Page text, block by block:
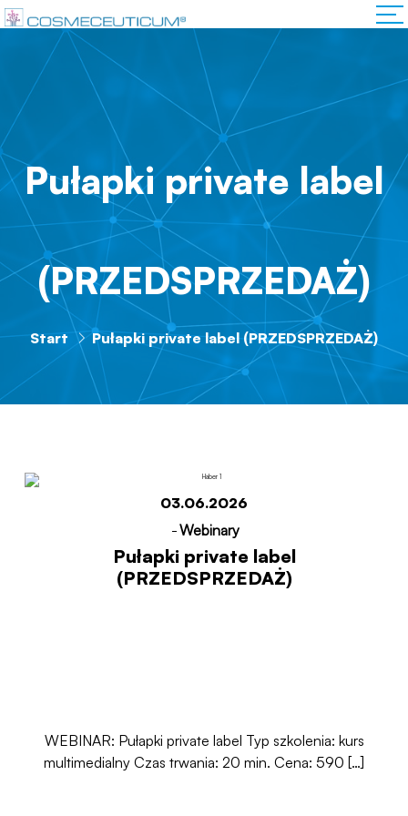
Pułapki private label
(PRZEDSPRZEDAŻ)
Start Pułapki private label (PRZEDSPRZEDAŻ)
03.06.2026
-Webinary
Pułapki private label
(PRZEDSPRZEDAŻ)
WEBINAR: Pułapki private label Typ szkolenia: kurs
multimedialny Czas trwania: 20 min. Cena: 590 […]